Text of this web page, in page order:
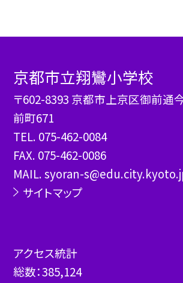
京都市立翔鸞小学校
〒602-8393 京都市上京区御前通
前町671
TEL. 075-462-0084
FAX. 075-462-0086
MAIL. syoran-
サイトマップ
アクセス統計
総数：385,124